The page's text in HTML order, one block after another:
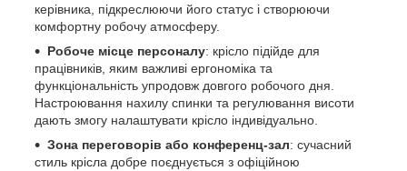
керівника, підкреслюючи його статус і створюючи
комфортну робочу атмосферу.
Робоче місце персоналу: крісло підійде для
працівників, яким важливі ергономіка та
функціональність упродовж довгого робочого дня.
Настроювання нахилу спинки та регулювання висоти
дають змогу налаштувати крісло індивідуально.
Зона переговорів або конференц-зал: сучасний
стиль крісла добре поєднується з офіційною